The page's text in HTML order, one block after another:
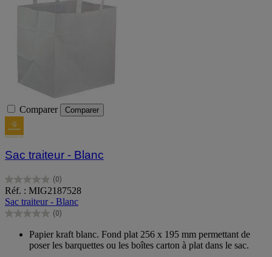
Comparer Comparer
Sac traiteur - Blanc
(0)
0.0
sur
5
étoiles.
Réf. : MIG2187528
Sac traiteur - Blanc
(0)
0.0
étoiles.
Papier kraft blanc. Fond plat 256 x 195 mm permettant de
poser les barquettes ou les boîtes carton à plat dans le sac.